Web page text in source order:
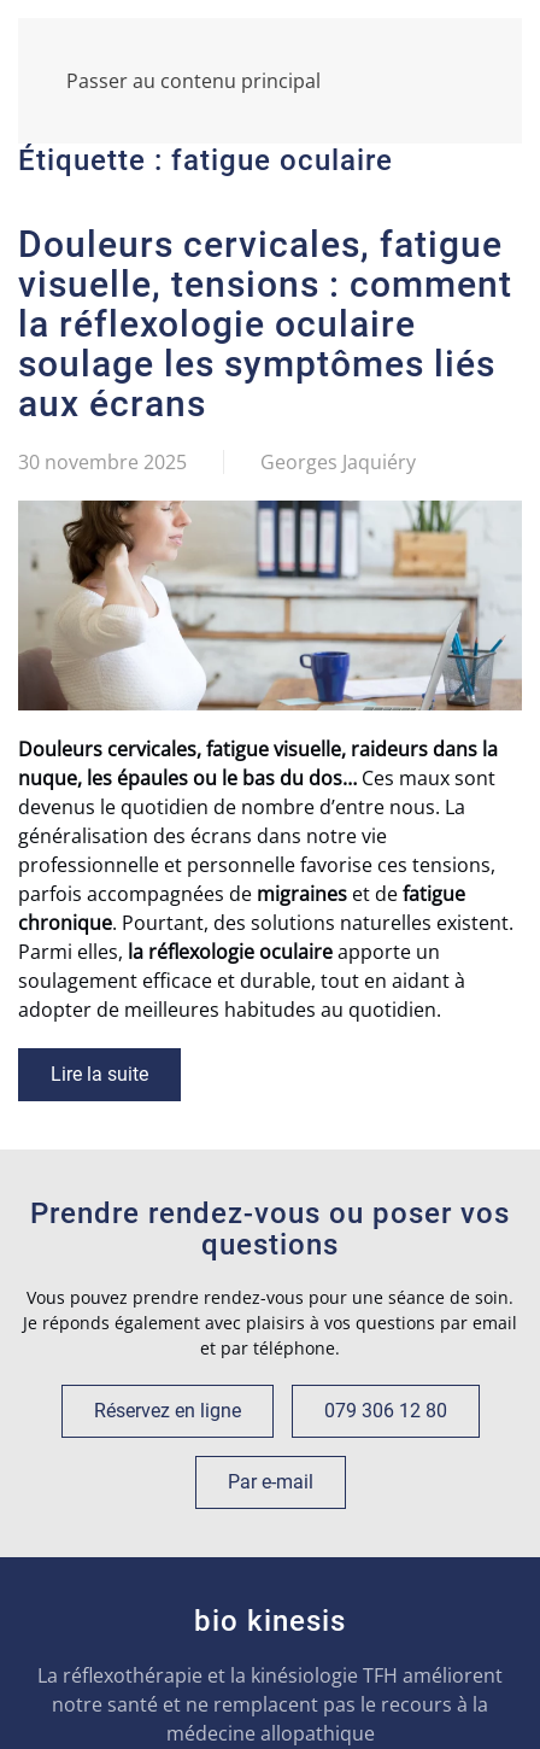
Passer au contenu principal
Étiquette : fatigue oculaire
Douleurs cervicales, fatigue
visuelle, tensions : comment
la réflexologie oculaire
soulage les symptômes liés
aux écrans
30 novembre 2025 Georges Jaquiéry
Douleurs cervicales, fatigue visuelle, raideurs dans la
nuque, les épaules ou le bas du dos… Ces maux sont
devenus le quotidien de nombre d’entre nous. La
généralisation des écrans dans notre vie
professionnelle et personnelle favorise ces tensions,
parfois accompagnées de migraines et defatigue
chronique. Pourtant, des solutions naturelles existent.
Parmi elles, la réflexologie oculaireapporte un
soulagement efficace et durable, tout en aidant à
adopter de meilleures habitudes au quotidien.
Lire la suite
Prendre rendez-vous ou poser vos
questions
Vous pouvez prendre rendez-vous pour une séance de soin.
Je réponds également avec plaisirs à vos questions par email
et par téléphone.
Réservez en ligne 079 306 12 80
Par e-mail
bio kinesis
La réflexothérapie et la kinésiologie TFH améliorent
notre santé et ne remplacent pas le recours à la
médecine allopathique